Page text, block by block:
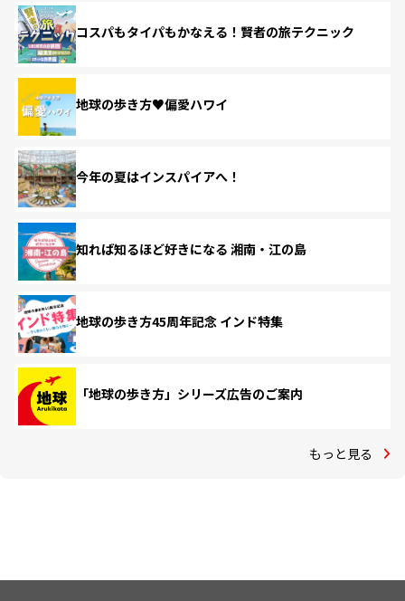
コスパもタイパもかなえる！賢者の旅テクニック
地球の歩き方♥偏愛ハワイ
今年の夏はインスパイアへ！
知れば知るほど好きになる 湘南・江の島
地球の歩き方45周年記念 インド特集
「地球の歩き方」シリーズ広告のご案内
もっと見る